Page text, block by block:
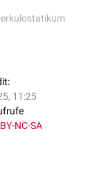
11:25
BY-NC-SA